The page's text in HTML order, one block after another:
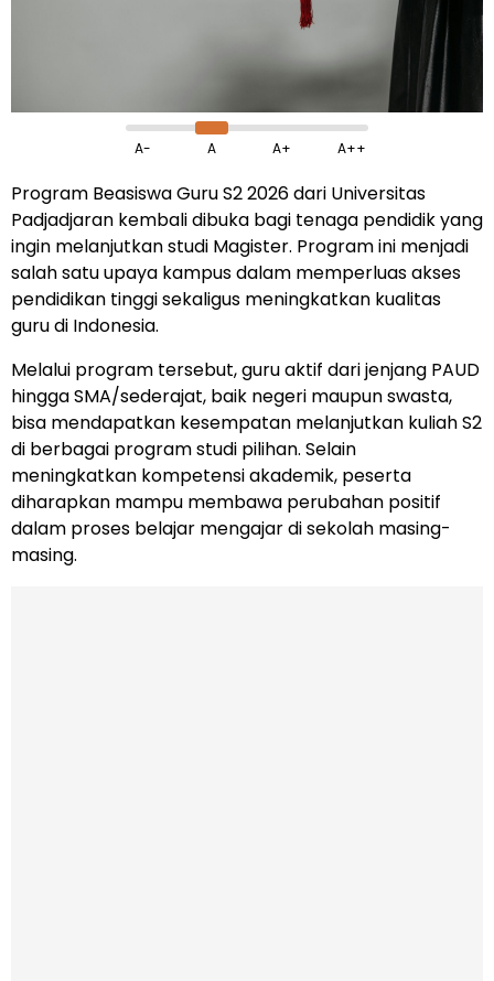
A- A A+ A++
Program Beasiswa Guru S2 2026 dari Universitas
Padjadjaran kembali dibuka bagi tenaga pendidik yang
ingin melanjutkan studi Magister. Program ini menjadi
salah satu upaya kampus dalam memperluas akses
pendidikan tinggi sekaligus meningkatkan kualitas
guru di Indonesia.
Melalui program tersebut, guru aktif dari jenjang PAUD
hingga SMA/sederajat, baik negeri maupun swasta,
bisa mendapatkan kesempatan melanjutkan kuliah S2
di berbagai program studi pilihan. Selain
meningkatkan kompetensi akademik, peserta
diharapkan mampu membawa perubahan positif
dalam proses belajar mengajar di sekolah masing-
masing.